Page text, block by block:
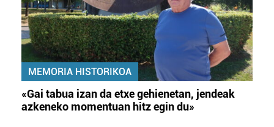
MEMORIA HISTORIKOA
«Gai tabua izan da etxe gehienetan, jendeak
azkeneko momentuan hitz egin du»